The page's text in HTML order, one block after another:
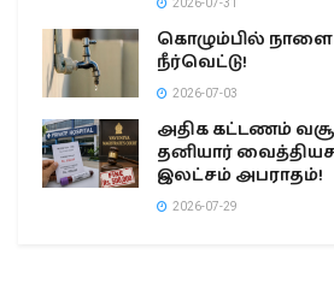
2026-07-31
கொழும்பில்
நீர்வெட்டு!
2026-07-03
அதிக கட்டணம்
தனியார்
இலட்சம் அபராதம்!
2026-07-29